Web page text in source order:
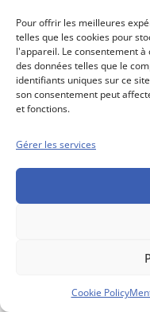
Pour offrir les meilleures
telles que les cookies pour
l'appareil. Le consentement
des données telles que le
identifiants uniques sur ce
son consentement peut
et fonctions.
Gérer les services
Cookie Policy